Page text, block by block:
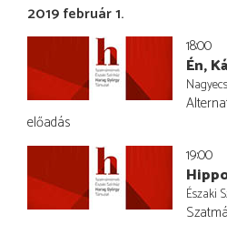
2019 február 1.
18:00
Én,
előadás
19:00
Északi